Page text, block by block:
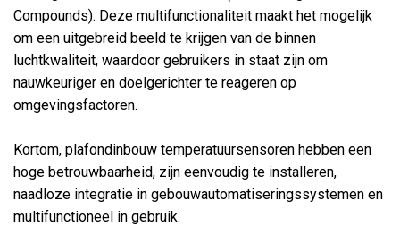
Compounds). Deze multifunctionaliteit maakt het mogelijk
om een uitgebreid beeld te krijgen van de binnen
luchtkwaliteit, waardoor gebruikers in staat zijn om
nauwkeuriger en doelgerichter te reageren op
omgevingsfactoren.
Kortom, plafondinbouw temperatuursensoren hebben een
hoge betrouwbaarheid, zijn eenvoudig te installeren,
naadloze integratie in gebouwautomatiseringssystemen en
multifunctioneel in gebruik.